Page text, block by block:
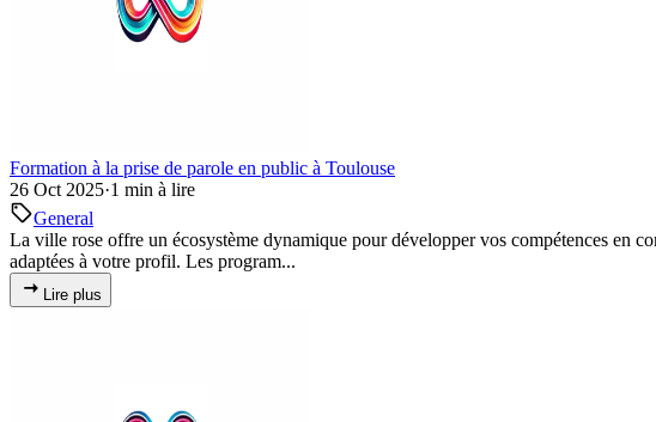
Formation à la prise de parole en public à Toulouse
26 Oct 2025·1 min à lire
General
La ville rose offre un écosystème dynamique pour développer vos compétences en
adaptées à votre profil. Les program...
Lire plus